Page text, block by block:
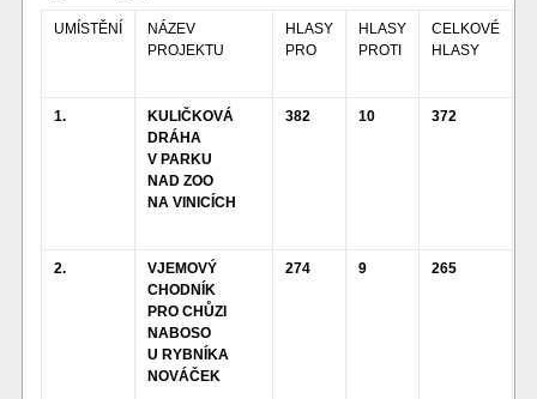
UMÍSTĚNÍ
NÁZEV
PROJEKTU
HLASY
PRO
HLASY
PROTI
CELKOVÉ
HLASY
1.
KULIČKOVÁ
DRÁHA
V PARKU
NAD ZOO
NA VINICÍCH
382 10 372
2.
VJEMOVÝ
CHODNÍK
PRO CHŮZI
NABOSO
U RYBNÍKA
NOVÁČEK
274 9 265